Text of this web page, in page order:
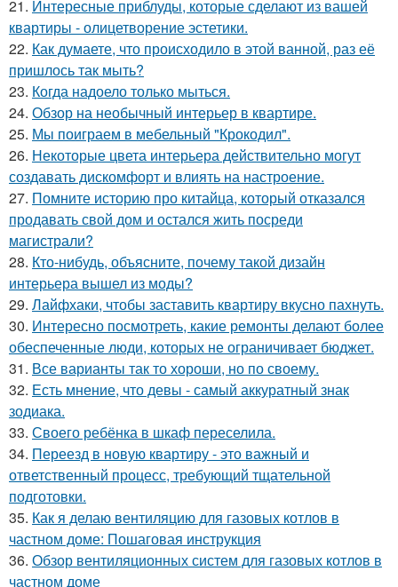
21. Интересные приблуды, которые сделают из вашей
квартиры - олицетворение эстетики.
22. Как думаете, что происходило в этой ванной, раз её
пришлось так мыть?
23. Когда надоело только мыться.
24. Обзор на необычный интерьер в квартире.
25. Мы поиграем в мебельный "Крокодил".
26. Некоторые цвета интерьера действительно могут
создавать дискомфорт и влиять на настроение.
27. Помните историю про китайца, который отказался
продавать свой дом и остался жить посреди
магистрали?
28. Кто-нибудь, объясните, почему такой дизайн
интерьера вышел из моды?
29. Лайфхаки, чтобы заставить квартиру вкусно пахнуть.
30. Интересно посмотреть, какие ремонты делают более
обеспеченные люди, которых не ограничивает бюджет.
31. Все варианты так то хороши, но по своему.
32. Есть мнение, что девы - самый аккуратный знак
зодиака.
33. Своего ребёнка в шкаф переселила.
34. Переезд в новую квартиру - это важный и
ответственный процесс, требующий тщательной
подготовки.
35. Как я делаю вентиляцию для газовых котлов в
частном доме: Пошаговая инструкция
36. Обзор вентиляционных систем для газовых котлов в
частном доме